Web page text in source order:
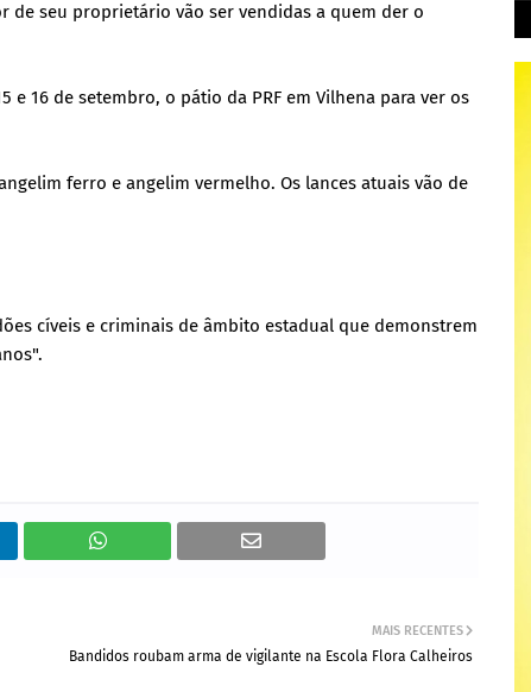
de seu proprietário vão ser vendidas a quem der o
16 de setembro, o pátio da PRF em Vilhena para ver os
ferro e angelim vermelho. Os lances atuais vão de
cíveis e criminais de âmbito estadual que demonstrem
MAIS RECENTES
Bandidos roubam arma de vigilante na Escola Flora Calheiros